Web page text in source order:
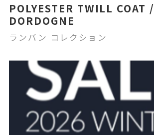
POLYESTER TWILL COAT /
DORDOGNE
ランバン コレクション